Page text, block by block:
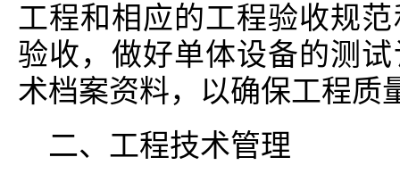
工程和相应的工程验收规
验收，做好单体设备的测
术档案资料，以确保工程质
二、工程技术管理